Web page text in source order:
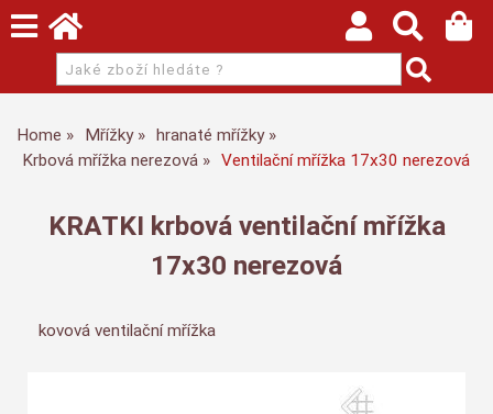
Home Mřížky
hranaté mřížky
Krbová mřížka nerezová
Ventilační mřížka 17x30 nerezová
KRATKI krbová ventilační mřížka
17x30 nerezová
kovová ventilační mřížka